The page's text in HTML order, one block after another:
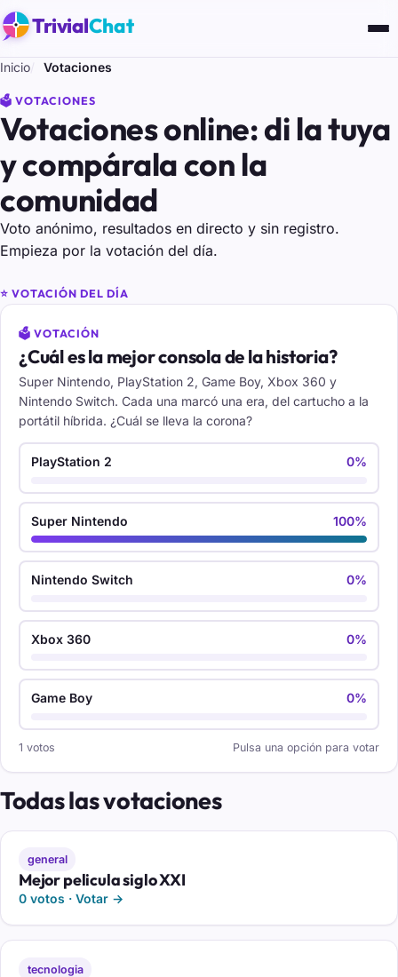
TrivialChat
Inicio Votaciones
🗳️ VOTACIONES
Votaciones online: di la tuya
y compárala con la
comunidad
Voto anónimo, resultados en directo y sin registro.
Empieza por la votación del día.
⭐ VOTACIÓN DEL DÍA
Votación del día
🗳️ VOTACIÓN
¿Cuál es la mejor consola de la historia?
Super Nintendo, PlayStation 2, Game Boy, Xbox 360 y
Nintendo Switch. Cada una marcó una era, del cartucho a la
portátil híbrida. ¿Cuál se lleva la corona?
PlayStation 2 0%
Super Nintendo 100%
Nintendo Switch 0%
Xbox 360 0%
Game Boy 0%
1 votos Pulsa una opción para votar
Todas las votaciones
general
Mejor pelicula siglo XXI
0 votos · Votar →
tecnologia